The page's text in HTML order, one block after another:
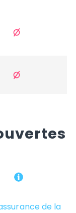
de la